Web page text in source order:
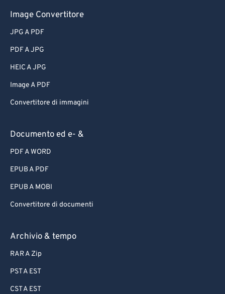
Image Convertitore
JPG A PDF
PDF A JPG
HEIC A JPG
Image A PDF
Convertitore di immagini
Documento ed e- &
PDF A WORD
EPUB A PDF
EPUB A MOBI
Convertitore di documenti
Archivio & tempo
RAR A Zip
PST A EST
CST A EST